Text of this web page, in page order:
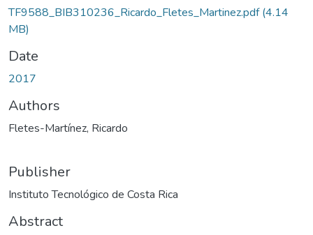
TF9588_BIB310236_Ricardo_Fletes_Martinez.pdf(4.14
MB)
Date
2017
Authors
Fletes-Martínez, Ricardo
Publisher
Instituto Tecnológico de Costa Rica
Abstract